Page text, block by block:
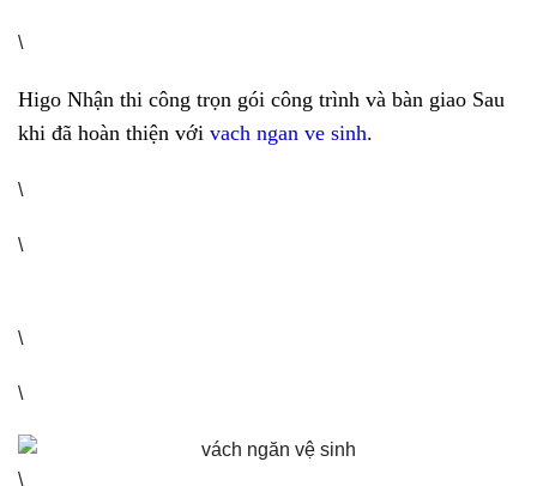
\
Higo Nhận thi công trọn gói công trình và bàn giao Sau
khi đã hoàn thiện với vach ngan ve sinh.
\
\
\
\
\